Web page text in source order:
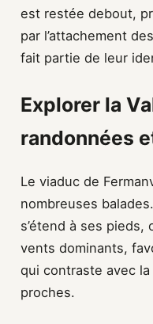
est restée debout,
par l’attachement
fait partie de leur
Explorer la
randonnées
Le viaduc de
nombreuses
s’étend à ses
vents dominants,
qui contraste avec
proches.